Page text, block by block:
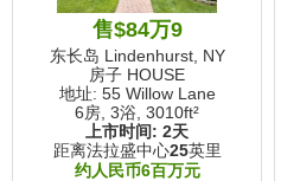
售$84万9
东长岛 Lindenhurst, NY
房子 HOUSE
地址: 55 Willow Lane
6房, 3浴, 3010ft²
上市时间: 2天
距离法拉盛中心25英里
约人民币6百万元